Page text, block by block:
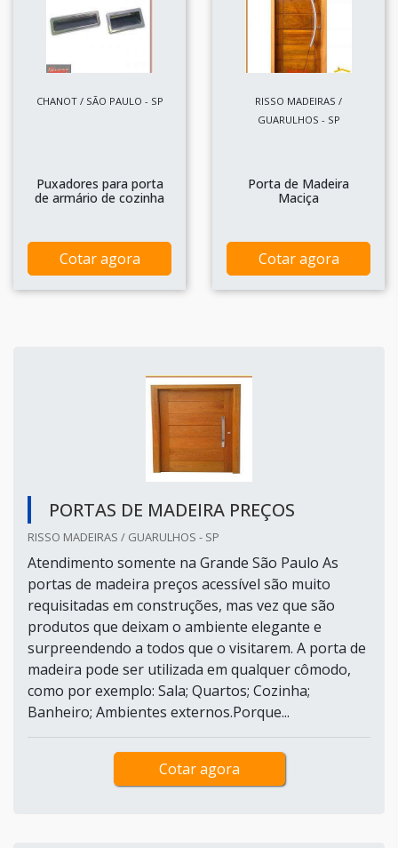
CHANOT / SÃO PAULO - SP
Puxadores para porta
de armário de cozinha
Cotar agora
RISSO MADEIRAS /
GUARULHOS - SP
Porta de Madeira
Maciça
Cotar agora
PORTAS DE MADEIRA PREÇOS
RISSO MADEIRAS / GUARULHOS - SP
Atendimento somente na Grande São Paulo As
portas de madeira preços acessível são muito
requisitadas em construções, mas vez que são
produtos que deixam o ambiente elegante e
surpreendendo a todos que o visitarem. A porta de
madeira pode ser utilizada em qualquer cômodo,
como por exemplo: Sala; Quartos; Cozinha;
Banheiro; Ambientes externos.Porque...
Cotar agora